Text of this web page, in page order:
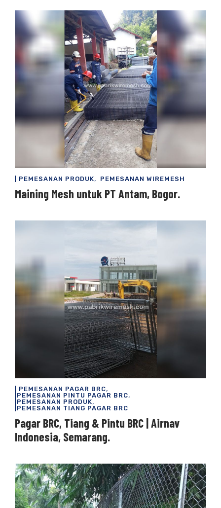
PEMESANAN PRODUK, PEMESANAN WIREMESH
Maining Mesh untuk PT Antam, Bogor.
PEMESANAN PAGAR BRC,
PEMESANAN PINTU PAGAR BRC,
PEMESANAN PRODUK,
PEMESANAN TIANG PAGAR BRC
Pagar BRC, Tiang & Pintu BRC | Airnav
Indonesia, Semarang.